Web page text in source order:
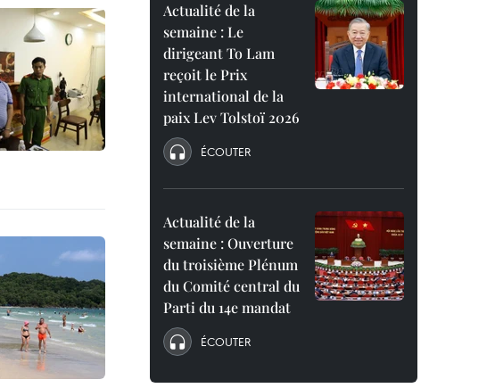
Actualité de la
semaine : Le
dirigeant To Lam
reçoit le Prix
international de la
paix Lev Tolstoï 2026
ÉCOUTER
Actualité de la
semaine : Ouverture
du troisième Plénum
du Comité central du
Parti du 14e mandat
ÉCOUTER